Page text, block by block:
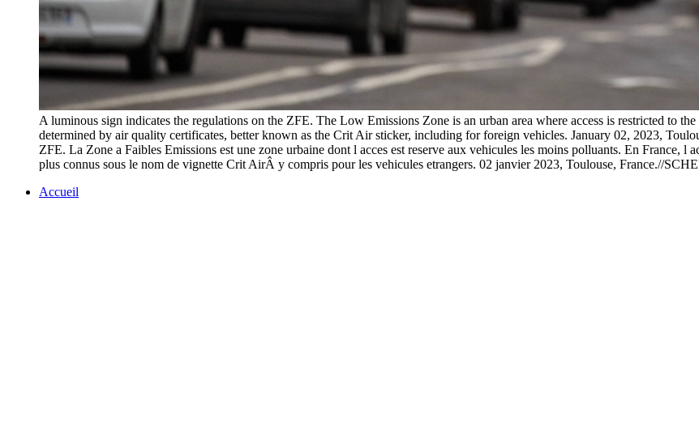
A luminous sign indicates the regulations on the ZFE. The Low Emissions Zone is an urban area where access is restricted to
determined by air quality certificates, better known as the Crit Air sticker, including for foreign vehicles. January 02, 2023,
ZFE. La Zone a Faibles Emissions est une zone urbaine dont l acces est reserve aux vehicules les moins polluants. En France, l
plus connus sous le nom de vignette Crit AirÂ y compris pour les vehicules etrangers. 02 janvier 2023, Toulouse, France.//
Accueil